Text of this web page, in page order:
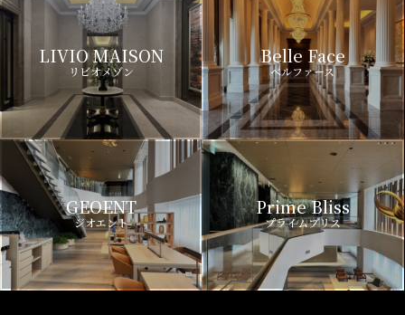
LIVIO MAISON
リビオメゾン
Belle Face
ベルファース
GEOENT
ジオエント
Prime Bliss
プライムブリス